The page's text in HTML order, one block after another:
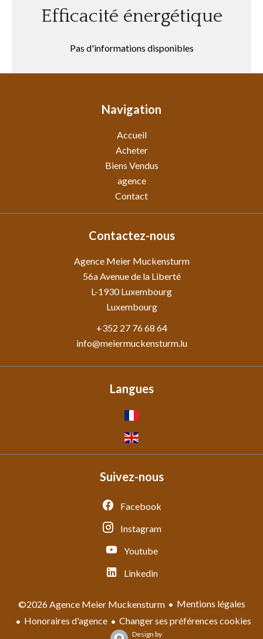
Efficacité énergétique
Pas d'informations disponibles
Navigation
Accueil
Acheter
Biens Vendus
agence
Contact
Contactez-nous
Agence Meier Muckensturm
56a Avenue de la Liberté
L-1930Luxembourg
Luxembourg
+352 27 76 68 64
info@meiermuckensturm.lu
Langues
Suivez-nous
Facebook
Instagram
Youtube
Linkedin
©2026 Agence Meier Muckensturm
Mentions légales
Honoraires d'agence
Changer ses préférences cookies
Design by